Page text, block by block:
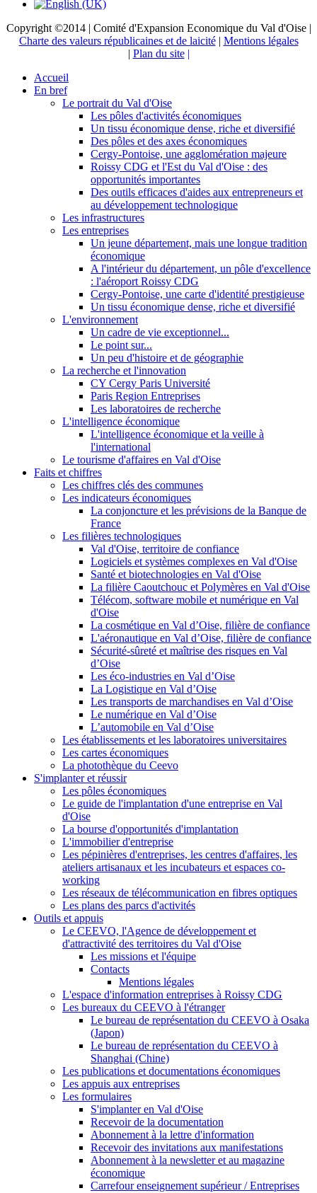
Copyright ©2014 | Comité d'Expansion Economique du Val d'Oise |
Charte des valeurs républicaines et de laicité| Mentions légales
| Plan du site |
Accueil
En bref
Le portrait du Val d'Oise
Les pôles d'activités économiques
Un tissu économique dense, riche et diversifié
Des pôles et des axes économiques
Cergy-Pontoise, une agglomération majeure
Roissy CDG et l'Est du Val d'Oise : des
opportunités importantes
Des outils efficaces d'aides aux entrepreneurs et
au développement technologique
Les infrastructures
Les entreprises
Un jeune département, mais une longue tradition
économique
A l'intérieur du département, un pôle d'excellence
: l'aéroport Roissy CDG
Cergy-Pontoise, une carte d'identité prestigieuse
Un tissu économique dense, riche et diversifié
L'environnement
Un cadre de vie exceptionnel...
Le point sur...
Un peu d'histoire et de géographie
La recherche et l'innovation
CY Cergy Paris Université
Paris Region Entreprises
Les laboratoires de recherche
L'intelligence économique
L'intelligence économique et la veille à
l'international
Le tourisme d'affaires en Val d'Oise
Faits et chiffres
Les chiffres clés des communes
Les indicateurs économiques
La conjoncture et les prévisions de la Banque de
France
Les filières technologiques
Val d'Oise, territoire de confiance
Logiciels et systèmes complexes en Val d'Oise
Santé et biotechnologies en Val d'Oise
La filière Caoutchouc et Polymères en Val d'Oise
Télécom, software mobile et numérique en Val
d'Oise
La cosmétique en Val d’Oise, filière de confiance
L'aéronautique en Val d’Oise, filière de confiance
Sécurité-sûreté et maîtrise des risques en Val
d’Oise
Les éco-industries en Val d’Oise
La Logistique en Val d’Oise
Les transports de marchandises en Val d’Oise
Le numérique en Val d’Oise
L’automobile en Val d’Oise
Les établissements et les laboratoires universitaires
Les cartes économiques
La photothèque du Ceevo
S'implanter et réussir
Les pôles économiques
Le guide de l'implantation d'une entreprise en Val
d'Oise
La bourse d'opportunités d'implantation
L'immobilier d'entreprise
Les pépinières d'entreprises, les centres d'affaires, les
ateliers artisanaux et les incubateurs et espaces co-
working
Les réseaux de télécommunication en fibres optiques
Les plans des parcs d'activités
Outils et appuis
Le CEEVO, l'Agence de développement et
d'attractivité des territoires du Val d'Oise
Les missions et l'équipe
Contacts
Mentions légales
L'espace d'information entreprises à Roissy CDG
Les bureaux du CEEVO à l'étranger
Le bureau de représentation du CEEVO à Osaka
(Japon)
Le bureau de représentation du CEEVO à
Shanghai (Chine)
Les publications et documentations économiques
Les appuis aux entreprises
Les formulaires
S'implanter en Val d'Oise
Recevoir de la documentation
Abonnement à la lettre d'information
Recevoir des invitations aux manifestations
Abonnement à la newsletter et au magazine
économique
Carrefour enseignement supérieur / Entreprises